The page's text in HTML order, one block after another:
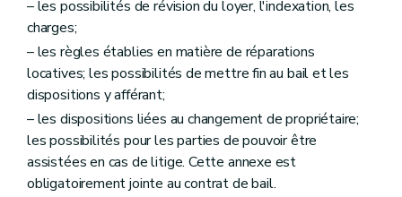
– les possibilités de révision du loyer, l'indexation, les
charges;
– les règles établies en matière de réparations
locatives; les possibilités de mettre fin au bail et les
dispositions y afférant;
– les dispositions liées au changement de propriétaire;
les possibilités pour les parties de pouvoir être
assistées en cas de litige. Cette annexe est
obligatoirement jointe au contrat de bail.